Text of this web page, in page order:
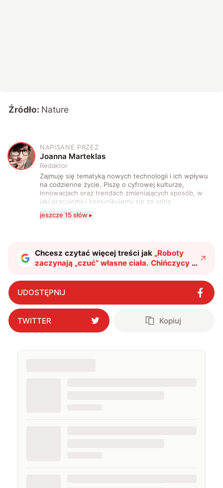
Źródło: Nature
J
NAPISANE PRZEZ
Joanna Marteklas
Redaktor
Zajmuję się tematyką nowych technologii i ich wpływu
na codzienne życie. Piszę o cyfrowej kulturze,
innowacjach oraz trendach zmieniających sposób, w
jaki pracujemy i komunikujemy się ze sobą.
technologii a współczesną popkulturą. W wolnych
jeszcze 15 słów ▸
Chcesz czytać więcej treści jak „Roboty
zaczynają „czuć” własne ciała. Chińczycy z
kolejnym przełomem"?
UDOSTĘPNIJ
TWITTER Kopiuj